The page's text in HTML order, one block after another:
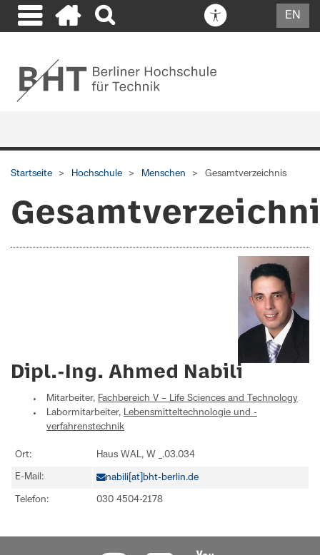
EN
Startseite Hochschule Menschen Gesamtverzeichnis
Dipl.-Ing. Ahmed Nabili
Mitarbeiter, Fachbereich V – Life Sciences and Technology
Labormitarbeiter, Lebensmitteltechnologie und -
verfahrenstechnik
Ort: Haus WAL, W _.03.034
E-Mail: nabili[at]bht-berlin.de
Telefon: 030 4504-2178